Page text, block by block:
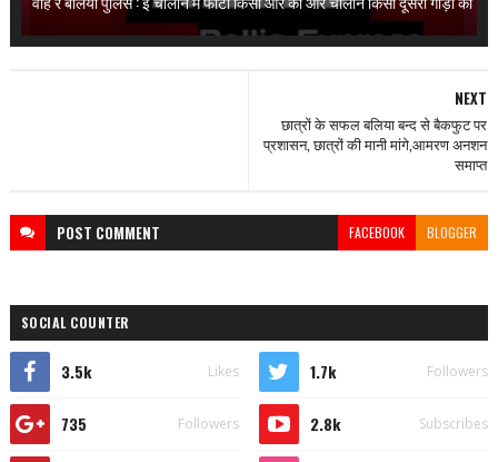
NEXT
छात्रों के सफल बलिया बन्द से बैकफुट पर
प्रशासन, छात्रों की मानी मांगे,आमरण अनशन
समाप्त
POST COMMENT FACEBOOK BLOGGER
SOCIAL COUNTER
3.5k Likes 1.7k Followers
735 Followers 2.8k Subscribes